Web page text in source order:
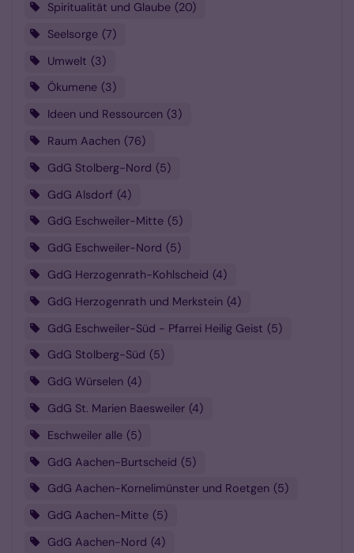
Spiritualität und Glaube 20
Seelsorge 7
Umwelt 3
Ökumene
3
Ideen und Ressourcen 3
Raum Aachen 76
GdG Stolberg-Nord 5
GdG Alsdorf 4
GdG Eschweiler-Mitte
5
GdG Eschweiler-Nord 5
GdG Herzogenrath-Kohlscheid 4
GdG Herzogenrath und Merkstein 4
GdG Eschweiler-Süd - Pfarrei Heilig Geist 5
GdG Stolberg-Süd
5
GdG Würselen 4
GdG St. Marien Baesweiler 4
Eschweiler alle 5
GdG Aachen-Burtscheid 5
GdG Aachen-Kornelimünster und Roetgen
5
GdG Aachen-Mitte 5
GdG Aachen-Nord 4